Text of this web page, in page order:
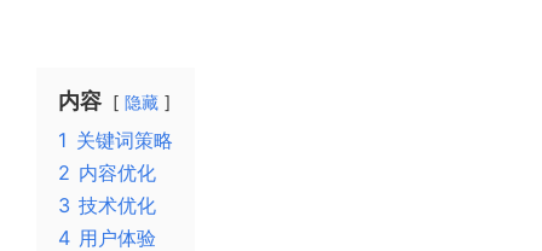
内容 隐藏
1 关键词策略
2 内容优化
3 技术优化
4 用户体验